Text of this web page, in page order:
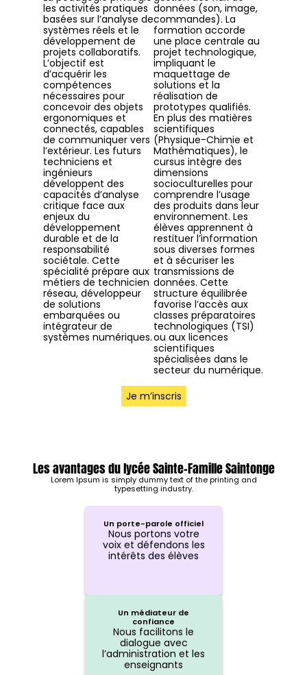
les activités pratiques
basées sur l’analyse de
systèmes réels et le
développement de
projets collaboratifs.
L’objectif est
d’acquérir les
compétences
nécessaires pour
concevoir des objets
ergonomiques et
connectés, capables
de communiquer vers
l’extérieur. Les futurs
techniciens et
ingénieurs
développent des
capacités d’analyse
critique face aux
enjeux du
développement
durable et de la
responsabilité
sociétale. Cette
spécialité prépare aux
métiers de technicien
réseau, développeur
de solutions
embarquées ou
intégrateur de
systèmes numériques.
données (son, image,
commandes). La
formation accorde
une place centrale au
projet technologique,
impliquant le
maquettage de
solutions et la
réalisation de
prototypes qualifiés.
En plus des matières
scientifiques
(Physique-Chimie et
Mathématiques), le
cursus intègre des
dimensions
socioculturelles pour
comprendre l’usage
des produits dans leur
environnement. Les
élèves apprennent à
restituer l’information
sous diverses formes
et à sécuriser les
transmissions de
données. Cette
structure équilibrée
favorise l’accès aux
classes préparatoires
technologiques (TSI)
ou aux licences
scientifiques
spécialisées dans le
secteur du numérique.
Je m’inscris
Les avantages du lycée Sainte-Famille Saintonge
Lorem Ipsum is simply dummy text of the printing and
typesetting industry.
Un porte-parole officiel
Nous portons votre
voix et défendons les
intérêts des élèves
Un médiateur de
confiance
Nous facilitons le
dialogue avec
l’administration et les
enseignants